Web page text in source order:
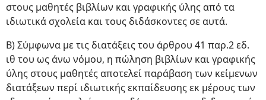
στους μαθητές βιβλίων και γραφικής ύλης από τα
ιδιωτικά σχολεία και τους διδάσκοντες σε αυτά.
Β) Σύμφωνα με τις διατάξεις του άρθρου 41 παρ.2 εδ.
ιθ του ως άνω νόμου, η πώληση βιβλίων και γραφικής
ύλης στους μαθητές αποτελεί παράβαση των κείμενων
διατάξεων περί ιδιωτικής εκπαίδευσης εκ μέρους των